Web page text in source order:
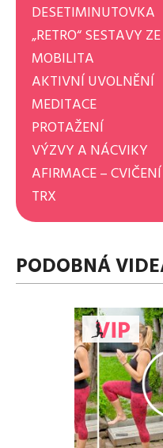
DESETIMINUTOVKA
„RETRO“ SESTAVY
MOBILITA
AKTIVNÍ UVOLNĚNÍ
MEDITACE
PROTAŽENÍ
VÝZVY A NÁCVIKY
AFIRMACE –
TRX
PODOBNÁ